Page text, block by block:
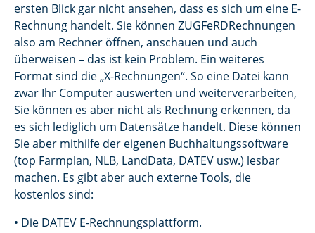
ersten Blick gar nicht ansehen, dass es sich um eine E-
Rechnung handelt. Sie können ZUGFeRDRechnungen
also am Rechner öffnen, anschauen und auch
überweisen – das ist kein Problem. Ein weiteres
Format sind die „X-Rechnungen“. So eine Datei kann
zwar Ihr Computer auswerten und weiterverarbeiten,
Sie können es aber nicht als Rechnung erkennen, da
es sich lediglich um Datensätze handelt. Diese können
Sie aber mithilfe der eigenen Buchhaltungssoftware
(top Farmplan, NLB, LandData, DATEV usw.) lesbar
machen. Es gibt aber auch externe Tools, die
kostenlos sind:
• Die DATEV E-Rechnungsplattform.